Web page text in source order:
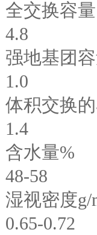
全交换容
4.8
强地基团
1.0
体积交换
1.4
含水量%
48-58
湿视密度g/
0.65-0.72